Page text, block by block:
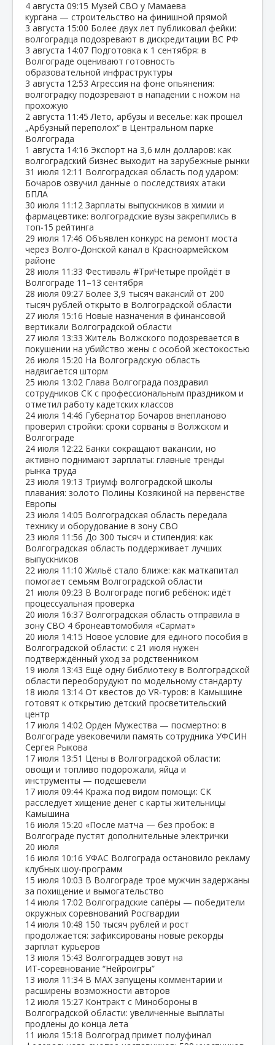
4 августа 09:15 Музей СВО у Мамаева
кургана — строительство на финишной прямой
3 августа 15:00 Более двух лет публиковал фейки:
волгоградца подозревают в дискредитации ВС РФ
3 августа 14:07 Подготовка к 1 сентября: в
Волгограде оценивают готовность
образовательной инфраструктуры
3 августа 12:53 Агрессия на фоне опьянения:
волгоградку подозревают в нападении с ножом на
прохожую
2 августа 11:45 Лето, арбузы и веселье: как прошёл
„Арбузный переполох“ в Центральном парке
Волгограда
1 августа 14:16 Экспорт на 3,6 млн долларов: как
волгоградский бизнес выходит на зарубежные рынки
31 июля 12:11 Волгоградская область под ударом:
Бочаров озвучил данные о последствиях атаки
БПЛА
30 июля 11:12 Зарплаты выпускников в химии и
фармацевтике: волгоградские вузы закрепились в
топ‑15 рейтинга
29 июля 17:46 Объявлен конкурс на ремонт моста
через Волго‑Донской канал в Красноармейском
районе
28 июля 11:33 Фестиваль #ТриЧетыре пройдёт в
Волгограде 11–13 сентября
28 июля 09:27 Более 3,9 тысяч вакансий от 200
тысяч рублей открыто в Волгоградской области
27 июля 15:16 Новые назначения в финансовой
вертикали Волгоградской области
27 июля 13:33 Житель Волжского подозревается в
покушении на убийство жены с особой жестокостью
26 июля 15:20 На Волгоградскую область
надвигается шторм
25 июля 13:02 Глава Волгограда поздравил
сотрудников СК с профессиональным праздником и
отметил работу кадетских классов
24 июля 14:46 Губернатор Бочаров внепланово
проверил стройки: сроки сорваны в Волжском и
Волгограде
24 июля 12:22 Банки сокращают вакансии, но
активно поднимают зарплаты: главные тренды
рынка труда
23 июля 19:13 Триумф волгоградской школы
плавания: золото Полины Козякиной на первенстве
Европы
23 июля 14:05 Волгоградская область передала
технику и оборудование в зону СВО
23 июля 11:56 До 300 тысяч и стипендия: как
Волгоградская область поддерживает лучших
выпускников
22 июля 11:10 Жильё стало ближе: как маткапитал
помогает семьям Волгоградской области
21 июля 09:23 В Волгограде погиб ребёнок: идёт
процессуальная проверка
20 июля 16:37 Волгоградская область отправила в
зону СВО 4 бронеавтомобиля «Сармат»
20 июля 14:15 Новое условие для единого пособия в
Волгоградской области: с 21 июля нужен
подтверждённый уход за родственником
19 июля 13:43 Ещё одну библиотеку в Волгоградской
области переоборудуют по модельному стандарту
18 июля 13:14 От квестов до VR‑туров: в Камышине
готовят к открытию детский просветительский
центр
17 июля 14:02 Орден Мужества — посмертно: в
Волгограде увековечили память сотрудника УФСИН
Сергея Рыкова
17 июля 13:51 Цены в Волгоградской области:
овощи и топливо подорожали, яйца и
инструменты — подешевели
17 июля 09:44 Кража под видом помощи: СК
расследует хищение денег с карты жительницы
Камышина
16 июля 15:20 «После матча — без пробок: в
Волгограде пустят дополнительные электрички
20 июля
16 июля 10:16 УФАС Волгограда остановило рекламу
клубных шоу‑программ
15 июля 10:03 В Волгограде трое мужчин задержаны
за похищение и вымогательство
14 июля 17:02 Волгоградские сапёры — победители
окружных соревнований Росгвардии
14 июля 10:48 150 тысяч рублей и рост
продолжается: зафиксированы новые рекорды
зарплат курьеров
13 июля 15:43 Волгоградцев зовут на
ИТ‑соревнование “Нейроигры”
13 июля 11:34 В МАХ запущены комментарии и
расширены возможности авторов
12 июля 15:27 Контракт с Минобороны в
Волгоградской области: увеличенные выплаты
продлены до конца лета
11 июля 15:18 Волгоград примет полуфинал